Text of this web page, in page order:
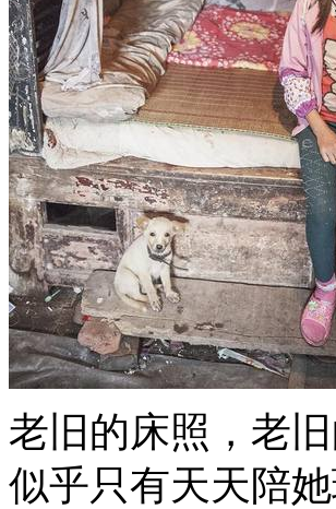
老旧的床照，老
似乎只有天天陪